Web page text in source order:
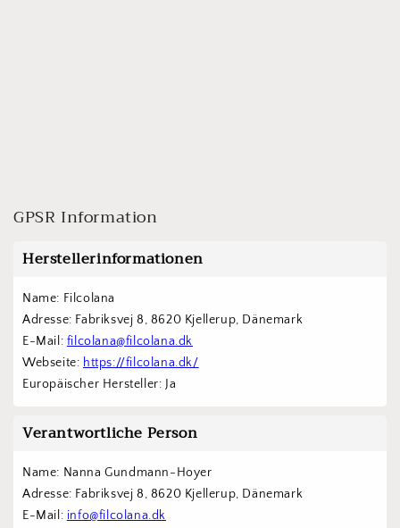
GPSR Information
Herstellerinformationen
Name: Filcolana
Adresse: Fabriksvej 8, 8620 Kjellerup, Dänemark
E-Mail: filcolana@filcolana.dk
Webseite: https://filcolana.dk/
Europäischer Hersteller: Ja
Verantwortliche Person
Name: Nanna Gundmann-Hoyer
Adresse: Fabriksvej 8, 8620 Kjellerup, Dänemark
E-Mail: info@filcolana.dk